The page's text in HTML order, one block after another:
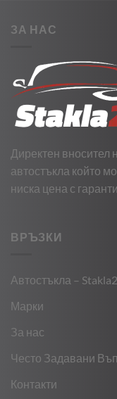
ЗА НАС
Директен вносител
автостъкла който
ниска цена с
ВРЪЗКИ
Автостъкла –
Марки
За нас
Често Задавани
Контакти